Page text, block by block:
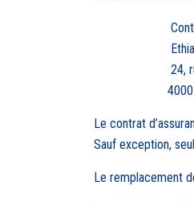
Contrat n°
Ethias -
24, rue
4000
Le contrat
Sauf exception,
Le remplacement